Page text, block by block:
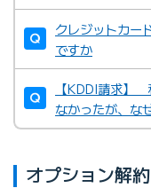
クレジットカー
ですか
【KDDI請求】
なかったが、な
オプション解